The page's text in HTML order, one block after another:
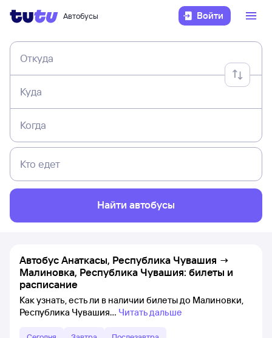
Автобусы Войти
Откуда
Куда
Когда
Кто едет
Найти автобусы
Автобус Анаткасы, Республика Чувашия →
Малиновка, Республика Чувашия: билеты и
расписание
Как узнать, есть ли в наличии билеты до Малиновки,
Республика Чувашия
Читать дальше